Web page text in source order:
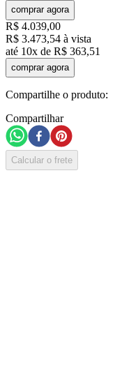
comprar agora
R$ 4.039,00
R$ 3.473,54 à vista
até 10x de R$ 363,51
comprar agora
Compartilhe o produto:
Compartilhar
Calcular o frete